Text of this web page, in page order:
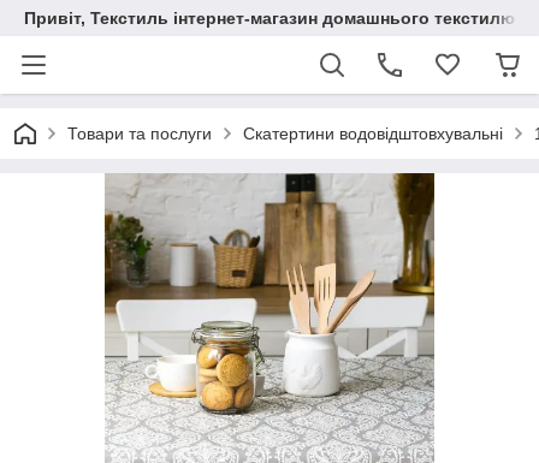
Привіт, Текстиль інтернет-магазин домашнього текстилю
Товари та послуги Скатертини водовідштовхувальні